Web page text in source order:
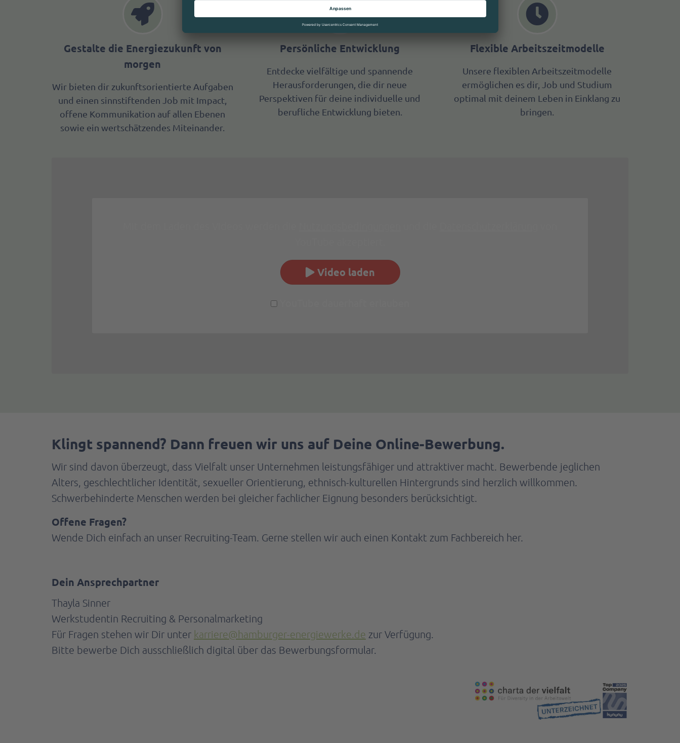
Gestalte die Energiezukunft von
morgen
Wir bieten dir zukunftsorientierte Aufgaben
und einen sinnstiftenden Job mit Impact,
offene Kommunikation auf allen Ebenen
sowie ein wertschätzendes Miteinander.
Persönliche Entwicklung
Entdecke vielfältige und spannende
Herausforderungen, die dir neue
Perspektiven für deine individuelle und
berufliche Entwicklung bieten.
Flexible Arbeitszeitmodelle
Unsere flexiblen Arbeitszeitmodelle
ermöglichen es dir, Job und Studium
optimal mit deinem Leben in Einklang zu
bringen.
Video laden
Klingt spannend? Dann freuen wir uns auf Deine Online-Bewerbung.
Wir sind davon überzeugt, dass Vielfalt unser Unternehmen leistungsfähiger und attraktiver macht. Bewerbende jeglichen
Alters, geschlechtlicher Identität, sexueller Orientierung, ethnisch-kulturellen Hintergrunds sind herzlich willkommen.
Schwerbehinderte Menschen werden bei gleicher fachlicher Eignung besonders berücksichtigt.
Offene Fragen?
Wende Dich einfach an unser Recruiting-Team. Gerne stellen wir auch einen Kontakt zum Fachbereich her.
Dein Ansprechpartner
Thayla Sinner
Werkstudentin Recruiting & Personalmarketing
Für Fragen stehen wir Dir unter karriere@hamburger-energiewerke.de zur Verfügung.
Bitte bewerbe Dich ausschließlich digital über das Bewerbungsformular.